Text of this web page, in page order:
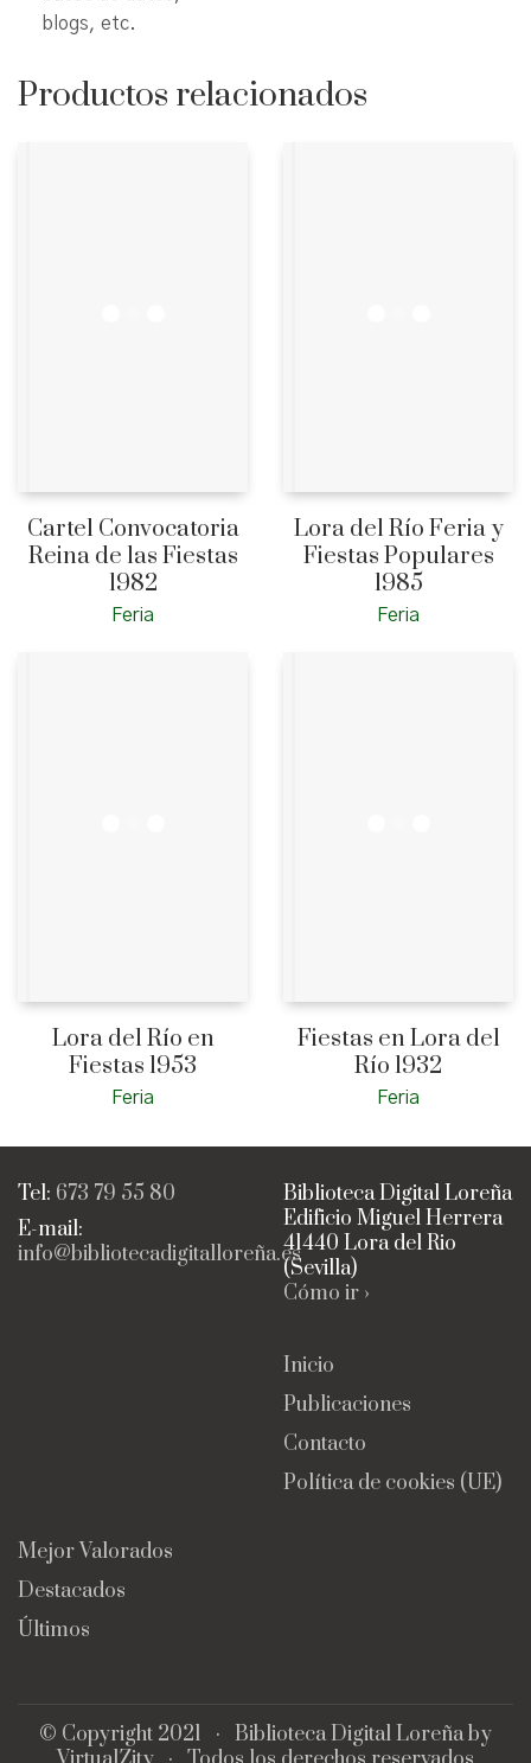
blogs, etc.
Productos relacionados
Cartel Convocatoria
Reina de las Fiestas
1982
Feria
Lora del Río Feria y
Fiestas Populares
1985
Feria
Lora del Río en
Fiestas 1953
Feria
Fiestas en Lora del
Río 1932
Feria
Tel: 673 79 55 80
E-mail:
info@bibliotecadigitalloreña.es
Biblioteca Digital Loreña
Edificio Miguel Herrera
41440 Lora del Rio
(Sevilla)
Cómo ir ›
Inicio
Publicaciones
Contacto
Política de cookies (UE)
Mejor Valorados
Destacados
Últimos
© Copyright 2021 · Biblioteca Digital Loreñaby